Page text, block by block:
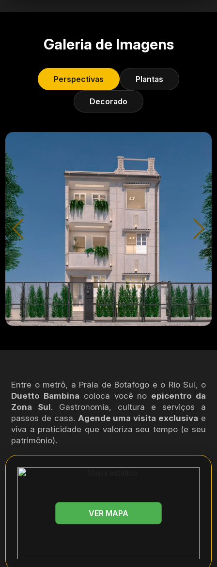
Galeria de Imagens
Perspectivas Plantas
Decorado
Entre o metrô, a Praia de Botafogo e o Rio Sul, o
Duetto Bambina coloca você no epicentro da
Zona Sul. Gastronomia, cultura e serviços a
passos de casa. Agende uma visita exclusiva e
viva a praticidade que valoriza seu tempo (e seu
patrimônio).
VER MAPA